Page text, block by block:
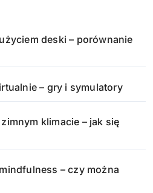
deski – porównanie
– gry i symulatory
klimacie – jak się
– czy można